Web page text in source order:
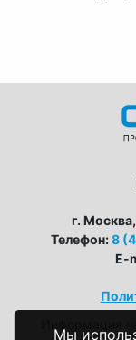
г.
Телефон:8
E-
Мы